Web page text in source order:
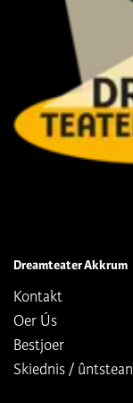
Dreamteater Akkrum
Kontakt
Oer Ús
Bestjoer
Skiednis / ûntstean